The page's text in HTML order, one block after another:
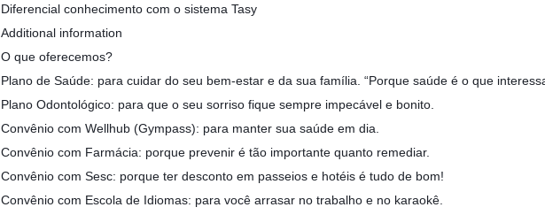
Diferencial conhecimento com o sistema Tasy
Additional information
O que oferecemos?
Plano de Saúde: para cuidar do seu bem-estar e da sua família. “Porque saúde é o que
Plano Odontológico: para que o seu sorriso fique sempre impecável e bonito.
Convênio com Wellhub (Gympass): para manter sua saúde em dia.
Convênio com Farmácia: porque prevenir é tão importante quanto remediar.
Convênio com Sesc: porque ter desconto em passeios e hotéis é tudo de bom!
Convênio com Escola de Idiomas: para você arrasar no trabalho e no karaokê.